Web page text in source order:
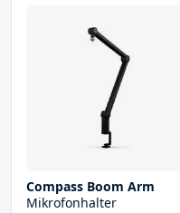
Compass Boom Arm
Mikrofonhalter